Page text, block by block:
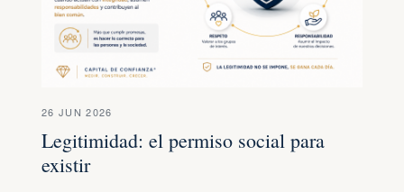
26 JUN 2026
Legitimidad: el permiso social para
existir